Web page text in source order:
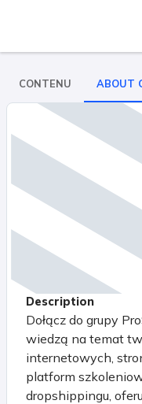
CONTENU ABOUT
Description
Dołącz do grupy
wiedzą na temat
internetowych,
platform
dropshippingu,